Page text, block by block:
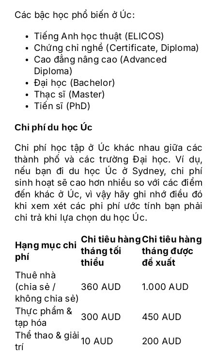
Các bậc học phổ biến ở Úc:
Tiếng Anh học thuật (ELICOS)
Chứng chỉ nghề (Certificate, Diploma)
Cao đẳng nâng cao (Advanced
Diploma)
Đại học (Bachelor)
Thạc sĩ (Master)
Tiến sĩ (PhD)
Chi phí du học Úc
Chi phí học tập ở Úc khác nhau giữa các
thành phố và các trường Đại học. Ví dụ,
nếu bạn đi du học Úc ở Sydney, chi phí
sinh hoạt sẽ cao hơn nhiều so với các điểm
đến khác ở Úc, vì vậy hãy ghi nhớ điều đó
khi xem xét các phi phí ước tính bạn phải
chi trả khi lựa chọn du học Úc.
Hạng mục chi
phí
Chi tiêu hàng
tháng tối
thiểu
Chi tiêu hàng
tháng được
đề xuất
Thuê nhà
(chia sẻ /
không chia sẻ)
360 AUD 1.000 AUD
Thực phẩm &
tạp hóa
300 AUD
450 AUD
Thể thao & giải
trí
10 AUD
200 AUD